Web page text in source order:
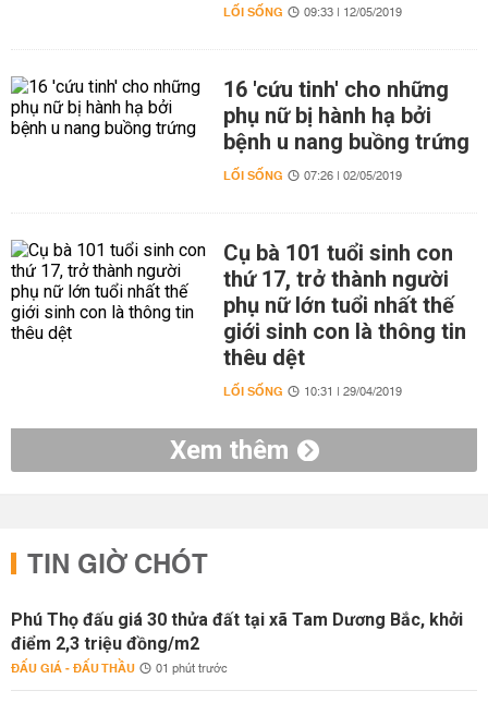
LỐI SỐNG 09:33 | 12/05/2019
16 'cứu tinh' cho những
phụ nữ bị hành hạ bởi
bệnh u nang buồng trứng
LỐI SỐNG 07:26 | 02/05/2019
Cụ bà 101 tuổi sinh con
thứ 17, trở thành người
phụ nữ lớn tuổi nhất thế
giới sinh con là thông tin
thêu dệt
LỐI SỐNG 10:31 | 29/04/2019
Xem thêm
TIN GIỜ CHÓT
Phú Thọ đấu giá 30 thửa đất tại xã Tam Dương Bắc, khởi
điểm 2,3 triệu đồng/m2
ĐẤU GIÁ - ĐẤU THẦU 01 phút trước